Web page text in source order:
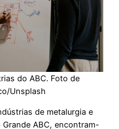
do ABC. Foto de
Unsplash
de metalurgia e
ABC, encontram-